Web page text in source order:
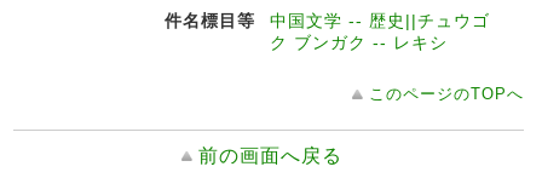
件名標目等
中国文学 -- 歴史||チュウゴ
ク ブンガク -- レキシ
このページのTOPへ
前の画面へ戻る